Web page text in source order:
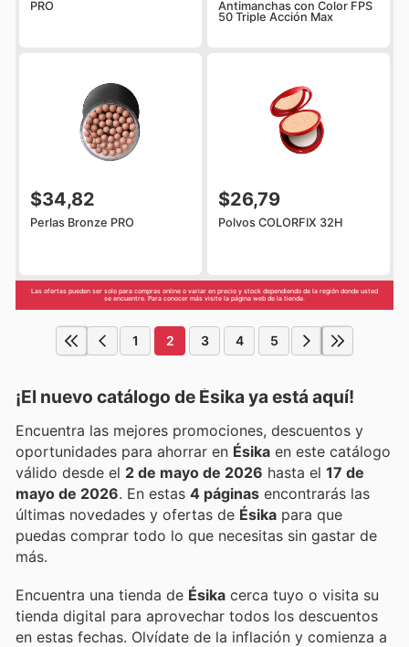
PRO
Antimanchas con Color FPS
50 Triple Acción Max
$34,82
Perlas Bronze PRO
$26,79
Polvos COLORFIX 32H
Las ofertas pueden ser solo para compras online o variar en precio y stock dependiendo de la región donde usted
se encuentre. Para conocer más visite la página web de la tienda.
1 2 3 4 5
¡El nuevo catálogo de Ésika ya está aquí!
Encuentra las mejores promociones, descuentos y
oportunidades para ahorrar en Ésika en este catálogo
válido desde el 2 de mayo de 2026 hasta el 17 de
mayo de 2026 . En estas 4 páginas encontrarás las
últimas novedades y ofertas de Ésika para que
puedas comprar todo lo que necesitas sin gastar de
más.
Encuentra una tienda de Ésika cerca tuyo o visita su
tienda digital para aprovechar todos los descuentos
en estas fechas. Olvídate de la inflación y comienza a